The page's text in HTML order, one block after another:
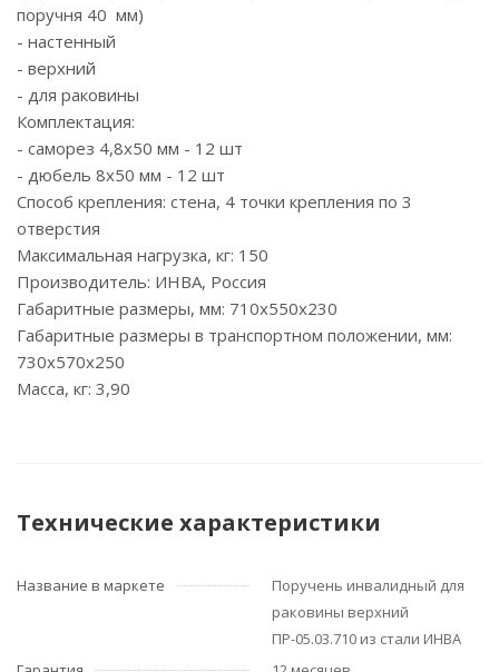
поручня 40 мм)
- настенный
- верхний
- для раковины
Комплектация:
- саморез 4,8х50 мм - 12 шт
- дюбель 8х50 мм - 12 шт
Способ крепления: стена, 4 точки крепления по 3
отверстия
Максимальная нагрузка, кг: 150
Производитель: ИНВА, Россия
Габаритные размеры, мм: 710х550х230
Габаритные размеры в транспортном положении, мм:
730х570х250
Масса, кг: 3,90
Технические характеристики
Название в маркете
Поручень инвалидный для
раковины верхний
ПР-05.03.710 из стали ИНВА